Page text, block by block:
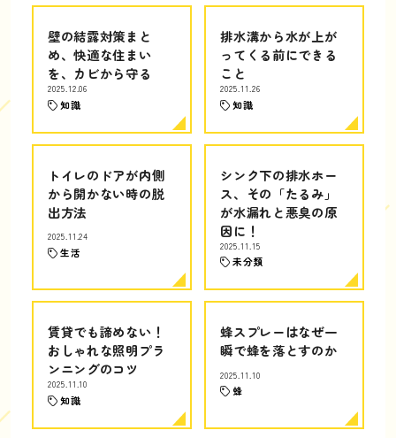
壁の結露対策まと
め、快適な住まい
を、カビから守る
2025.12.06
知識
排水溝から水が上が
ってくる前にできる
こと
2025.11.26
知識
トイレのドアが内側
から開かない時の脱
出方法
2025.11.24
生活
シンク下の排水ホー
ス、その「たるみ」
が水漏れと悪臭の原
因に！
2025.11.15
未分類
賃貸でも諦めない！
おしゃれな照明プラ
ンニングのコツ
2025.11.10
知識
蜂スプレーはなぜ一
瞬で蜂を落とすのか
2025.11.10
蜂